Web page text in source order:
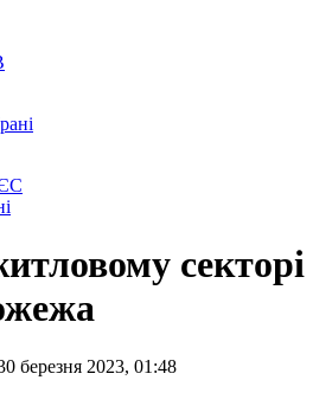
секторі
березня 2023, 01:48